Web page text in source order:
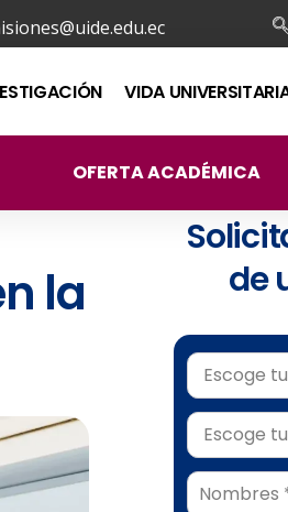
VIDA
OFERTA ACADÉMICA
la
de